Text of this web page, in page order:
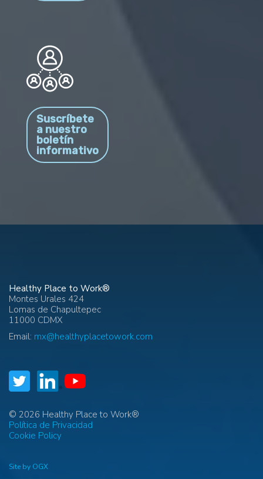
Suscríbete
a nuestro
boletín
informativo
Healthy Place to Work®
Montes Urales 424
Lomas de Chapultepec
11000 CDMX
Email: mx@healthyplacetowork.com
© 2026 Healthy Place to Work®
Política de Privacidad
Cookie Policy
Site by OGX